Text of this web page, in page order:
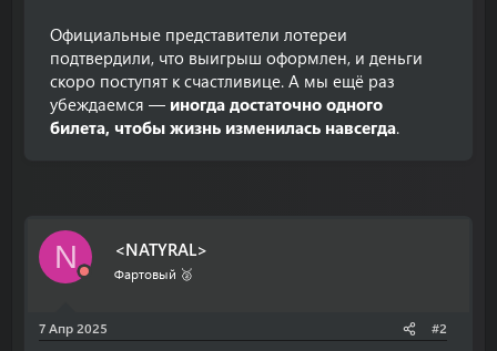
Официальные представители лотереи
подтвердили, что выигрыш оформлен, и деньги
скоро поступят к счастливице. А мы ещё раз
убеждаемся — иногда достаточно одного
билета, чтобы жизнь изменилась навсегда.
N <NATYRAL>
Фартовый 🥈
7 Апр 2025 #2